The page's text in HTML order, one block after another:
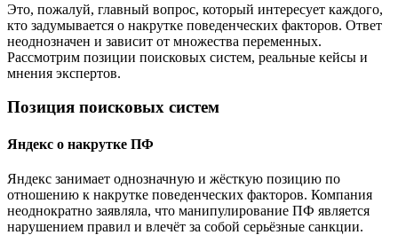
Это, пожалуй, главный вопрос, который интересует каждого,
кто задумывается о накрутке поведенческих факторов. Ответ
неоднозначен и зависит от множества переменных.
Рассмотрим позиции поисковых систем, реальные кейсы и
мнения экспертов.
Позиция поисковых систем
Яндекс о накрутке ПФ
Яндекс занимает однозначную и жёсткую позицию по
отношению к накрутке поведенческих факторов. Компания
неоднократно заявляла, что манипулирование ПФ является
нарушением правил и влечёт за собой серьёзные санкции.